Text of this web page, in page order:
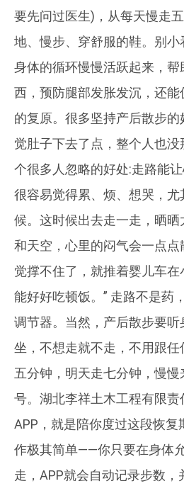
要先问过医生)，从每天慢走
地、慢步、穿舒服的鞋。别
身体的循环慢慢活跃起来，
西，预防腿部发胀发沉，还
的复原。很多坚持产后散步的
觉肚子下去了点，整个人也没
个很多人忽略的好处:走路能
很容易觉得累、烦、想哭，
候。这时候出去走一走，晒
和天空，心里的闷气会一点点
觉撑不住了，就推着婴儿车
能好好吃顿饭。” 走路不是药
调节器。当然，产后散步要
坐，不想走就不走，不用跟
五分钟，明天走七分钟，慢
号。湖北李祥土木工程有限
APP，就是陪你度过这段恢
作极其简单——你只要在身体
走，APP就会自动记录步数，